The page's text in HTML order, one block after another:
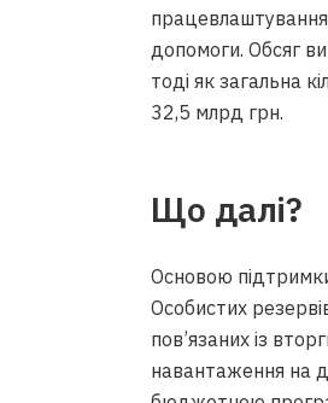
допомоги. Обсяг
тоді як загальна
32,5 млрд грн.
Що далі?
Основою
Особистих
пов’язаних із
навантаження на